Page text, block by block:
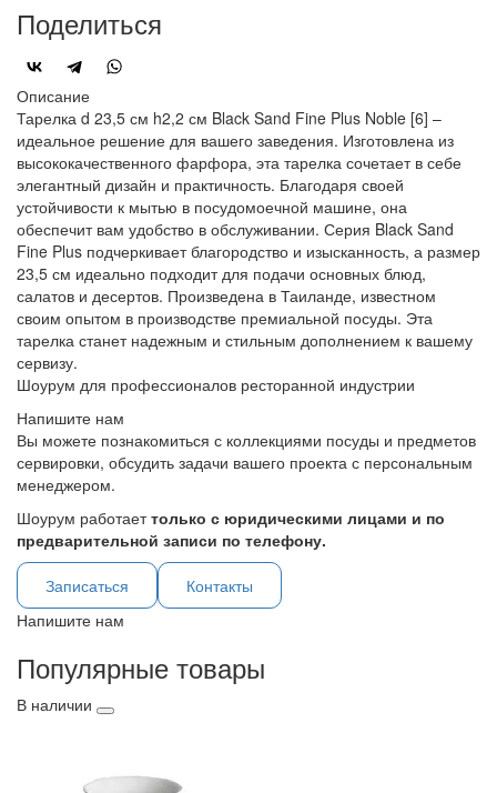
Поделиться
Описание
Тарелка d 23,5 см h2,2 см Black Sand Fine Plus Noble [6] –
идеальное решение для вашего заведения. Изготовлена из
высококачественного фарфора, эта тарелка сочетает в себе
элегантный дизайн и практичность. Благодаря своей
устойчивости к мытью в посудомоечной машине, она
обеспечит вам удобство в обслуживании. Серия Black Sand
Fine Plus подчеркивает благородство и изысканность, а размер
23,5 см идеально подходит для подачи основных блюд,
салатов и десертов. Произведена в Таиланде, известном
своим опытом в производстве премиальной посуды. Эта
тарелка станет надежным и стильным дополнением к вашему
сервизу.
Шоурум для профессионалов ресторанной индустрии
Напишите нам
Вы можете познакомиться с коллекциями посуды и предметов
сервировки, обсудить задачи вашего проекта с персональным
менеджером.
Шоурум работаеттолько с юридическими лицами и по
предварительной записи по телефону.
Записаться
Контакты
Напишите нам
Популярные товары
В наличии